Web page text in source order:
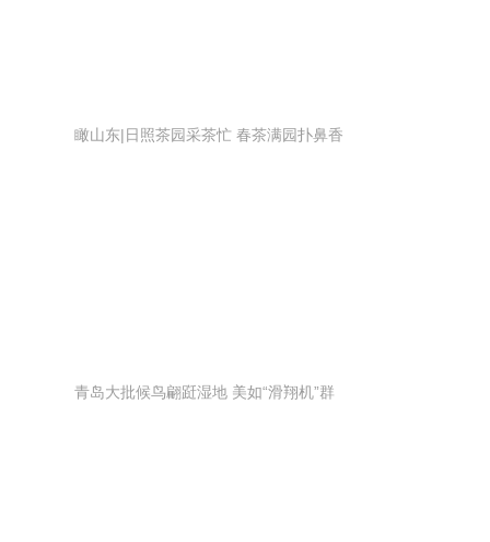
瞰山东|日照茶园采茶忙 春茶满园扑鼻香
青岛大批候鸟翩跹湿地 美如“滑翔机”群